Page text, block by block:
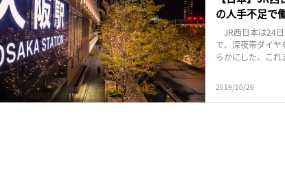
の人手不足で
JR西日本は24
で、深夜帯ダイ
らかにした。こ
2019/10/26